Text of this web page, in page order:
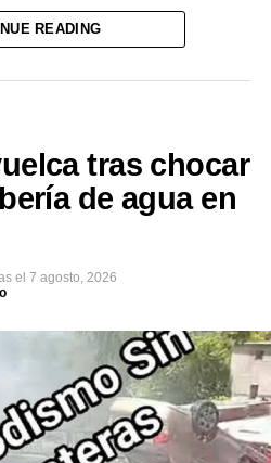
realizó la imposición de la
Jefe de Estado, por parte
Honorio Henríquez;
de su mandato
tomó juramento al José
de Colombia.
no proporciona información
hombre ni sobre las
al accidente.
00:32
READING
tras chocar
de agua en
el 7 agosto, 2026